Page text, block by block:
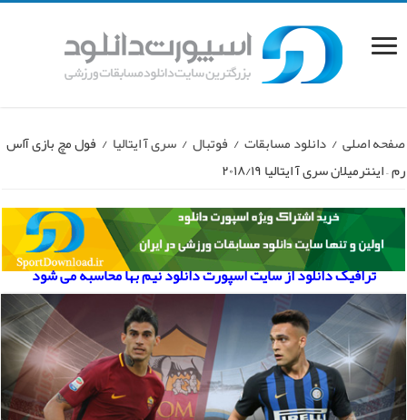
صفحه اصلی / دانلود مسابقات / فوتبال / سری آ ایتالیا / فول مچ بازی آاس
رم – اینترمیلان سری آ ایتالیا ۲۰۱۸/۱۹
ترافیک دانلود از سایت اسپورت دانلود نیم بها محاسبه می شود